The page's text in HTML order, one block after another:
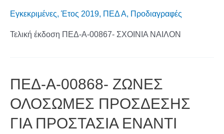
Εγκεκριμένες, Έτος 2019, ΠΕΔ Α, Προδιαγραφές
Τελική έκδοση ΠΕΔ-Α-00867- ΣΧΟΙΝΙΑ ΝΑΙΛΟΝ
ΠΕΔ-Α-00868- ΖΩΝΕΣ
ΟΛΟΣΩΜΕΣ ΠΡΟΣΔΕΣΗΣ
ΓΙΑ ΠΡΟΣΤΑΣΙΑ ΕΝΑΝΤΙ